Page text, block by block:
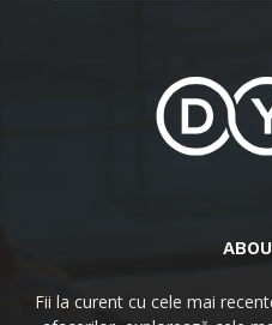
Fii la curent cu cele mai